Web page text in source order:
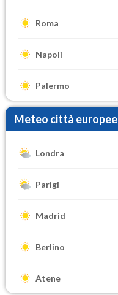
Roma
Napoli
Palermo
Meteo città europee
Londra
Parigi
Madrid
Berlino
Atene